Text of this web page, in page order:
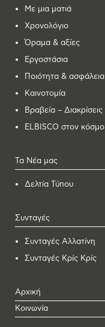
Με μια ματιά
Χρονολόγιο
Όραμα & αξίες
Εργοστάσια
Ποιότητα & ασφάλεια
Καινοτομία
Βραβεία – Διακρίσεις
ELBISCO στον κόσμο
Τα Νέα μας
Δελτία Τύπου
Συνταγές
Συνταγές Αλλατίνη
Συνταγές Κρίς Κρίς
Αρχική
Κοινωνία